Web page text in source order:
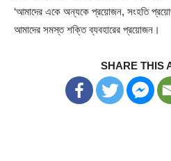
‘আমাদের একে অন্যকে প্রয়োজন, সংহতি
আমাদের সমস্ত শক্তি ব্যবহারের প্রয়োজন।
SHARE THIS